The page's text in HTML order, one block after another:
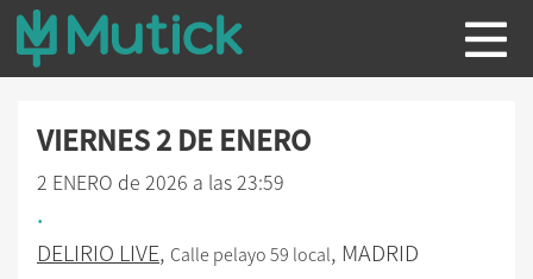
VIERNES 2 DE ENERO
2 ENERO de 2026 a las 23:59
.
DELIRIO LIVE, Calle pelayo 59 local, MADRID